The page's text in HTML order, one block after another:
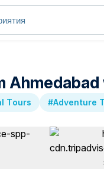
Tours #Adventure